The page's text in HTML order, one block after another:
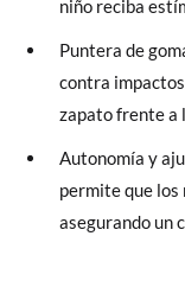
niño reciba
Puntera de
contra
zapato frente a
Autonomía y
permite que los
asegurando un